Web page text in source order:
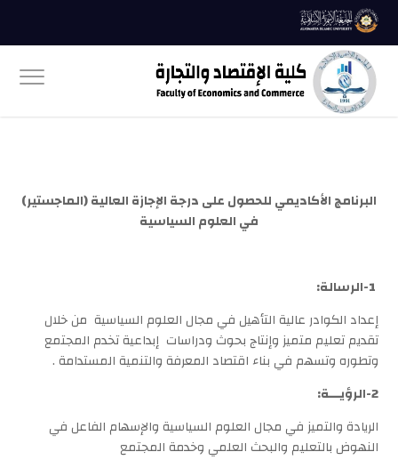
البرنامج الأكاديمي للحصول على درجة الإجازة العالية (الماجستير)
في العلوم السياسية
1-الرسالة:
إعداد الكوادر عالية التأهيل في مجال العلوم السياسية من خلال
تقديم تعليم متميز وإنتاج بحوث ودراسات إبداعية تخدم المجتمع
وتطوره وتسهم في بناء اقتصاد المعرفة والتنمية المستدامة .
2-الرؤيـــة:
الريادة والتميز في مجال العلوم السياسية والإسهام الفاعل في
النهوض بالتعليم والبحث العلمي وخدمة المجتمع